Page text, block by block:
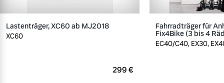
Lastenträger, XC60 ab MJ2018
XC60
299 €
Fahrradträger für
Fix4Bike (3 bis 4
EC40/C40, EX30,